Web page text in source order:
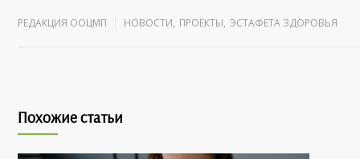
РЕДАКЦИЯ ООЦМП НОВОСТИ, ПРОЕКТЫ, ЭСТАФЕТА ЗДОРОВЬЯ
Похожие статьи